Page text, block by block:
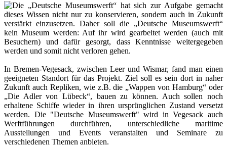
Die „Deutsche Museumswerft“ hat sich zur Aufgabe gemacht
dieses Wissen nicht nur zu konservieren, sondern auch in Zukunft
verstärkt einzusetzen. Daher soll die „Deutsche Museumswerft“
kein Museum werden: Auf ihr wird gearbeitet werden (auch mit
Besuchern) und dafür gesorgt, dass Kenntnisse weitergegeben
werden und somit nicht verloren gehen.
In Bremen-Vegesack, zwischen Leer und Wismar, fand man einen
geeigneten Standort für das Projekt. Ziel soll es sein dort in naher
Zukunft auch Repliken, wie z.B. die „Wappen von Hamburg“ oder
„Die Adler von Lübeck“, bauen zu können. Auch sollen noch
erhaltene Schiffe wieder in ihren ursprünglichen Zustand versetzt
werden. Die "Deutsche Museumswerft" wird in Vegesack auch
Werftführungen durchführen, unterschiedliche maritime
Ausstellungen und Events veranstalten und Seminare zu
verschiedenen Themen anbieten.